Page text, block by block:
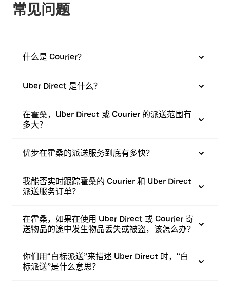
常见问题
什么是 Courier？
Uber Direct 是什么？
在霍桑，Uber Direct 或 Courier 的派送范围有
多大？
优步在霍桑的派送服务到底有多快？
我能否实时跟踪霍桑的 Courier 和 Uber Direct
派送服务订单？
在霍桑，如果在使用 Uber Direct 或 Courier 寄
送物品的途中发生物品丢失或被盗，该怎么办？
你们用“白标派送”来描述 Uber Direct 时，“白
标派送”是什么意思？